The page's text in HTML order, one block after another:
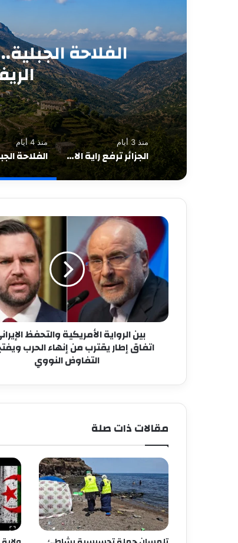
فوبيا
في وجه
منذ 3 أيام
الجزائر ترفع راية الابتكار في سيلفرستون… تكريم صُنّاع أول سيارة سباق جزائرية بعد إنجاز عالمي
منذ 4 أيام
بين الرواية الأمريكية والتحفظ
اتفاق إطار يقترب من إنهاء الحرب
التفاوض النووي
مقالات ذات صلة